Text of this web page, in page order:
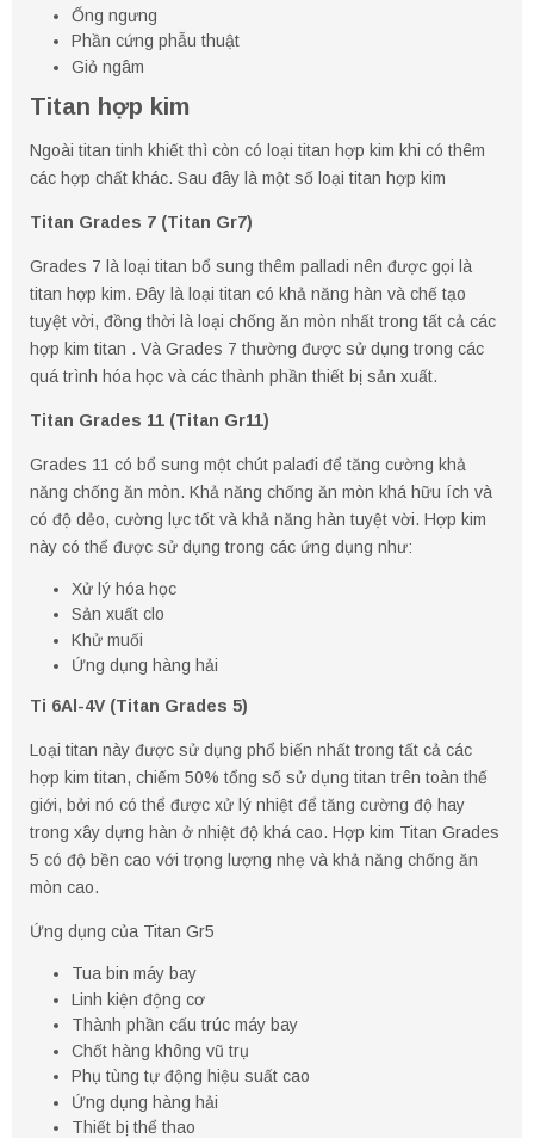
Ống ngưng
Phần cứng phẫu thuật
Giỏ ngâm
Titan hợp kim
Ngoài titan tinh khiết thì còn có loại titan hợp kim khi có thêm
các hợp chất khác. Sau đây là một số loại titan hợp kim
Titan Grades 7 (Titan Gr7)
Grades 7 là loại titan bổ sung thêm palladi nên được gọi là
titan hợp kim. Đây là loại titan có khả năng hàn và chế tạo
tuyệt vời, đồng thời là loại chống ăn mòn nhất trong tất cả các
hợp kim titan . Và Grades 7 thường được sử dụng trong các
quá trình hóa học và các thành phần thiết bị sản xuất.
Titan Grades 11 (Titan Gr11)
Grades 11 có bổ sung một chút palađi để tăng cường khả
năng chống ăn mòn. Khả năng chống ăn mòn khá hữu ích và
có độ dẻo, cường lực tốt và khả năng hàn tuyệt vời. Hợp kim
này có thể được sử dụng trong các ứng dụng như:
Xử lý hóa học
Sản xuất clo
Khử muối
Ứng dụng hàng hải
Ti 6Al-4V (Titan Grades 5)
Loại titan này được sử dụng phổ biến nhất trong tất cả các
hợp kim titan, chiếm 50% tổng số sử dụng titan trên toàn thế
giới, bởi nó có thể được xử lý nhiệt để tăng cường độ hay
trong xây dựng hàn ở nhiệt độ khá cao. Hợp kim Titan Grades
5 có độ bền cao với trọng lượng nhẹ và khả năng chống ăn
mòn cao.
Ứng dụng của Titan Gr5
Tua bin máy bay
Linh kiện động cơ
Thành phần cấu trúc máy bay
Chốt hàng không vũ trụ
Phụ tùng tự động hiệu suất cao
Ứng dụng hàng hải
Thiết bị thể thao